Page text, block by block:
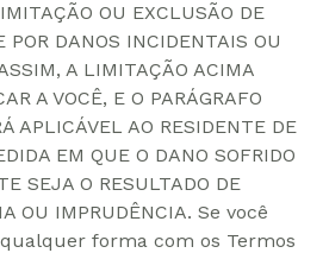
OU EXCLUSÃO DE
POR DANOS INCIDENTAIS OU
A LIMITAÇÃO ACIMA
A VOCÊ, E O PARÁGRAFO
APLICÁVEL AO RESIDENTE DE
EM QUE O DANO SOFRIDO
SEJA O RESULTADO DE
OU IMPRUDÊNCIA. Se você
forma com os Termos